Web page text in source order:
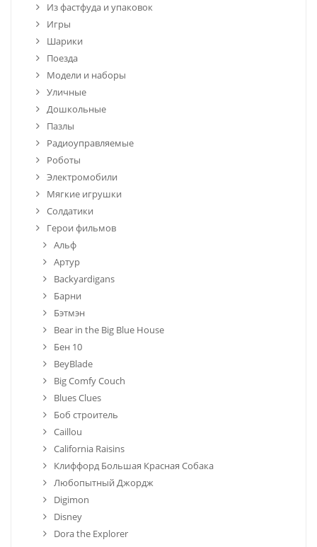
Из фастфуда и упаковок
Игры
Шарики
Поезда
Модели и наборы
Уличные
Дошкольные
Пазлы
Радиоуправляемые
Роботы
Электромобили
Мягкие игрушки
Солдатики
Герои фильмов
Альф
Артур
Backyardigans
Барни
Бэтмэн
Bear in the Big Blue House
Бен 10
BeyBlade
Big Comfy Couch
Blues Clues
Боб строитель
Caillou
California Raisins
Клиффорд Большая Красная Собака
Любопытный Джордж
Digimon
Disney
Dora the Explorer